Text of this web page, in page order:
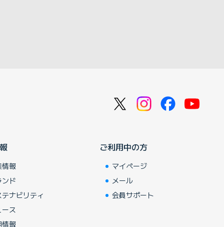
情報
ド
ナビリティ
ス
情報
ご利用中の方
マイページ
メール
会員サポート